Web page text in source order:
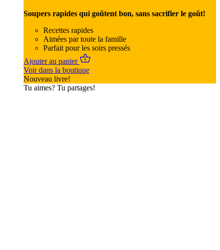
Soupers rapides qui goûtent bon, sans sacrifier le goût!
Recettes rapides
Aimées par toute la famille
Parfait pour les soirs pressés
Ajouter au panier
Voir dans la boutique
Nouveau livre!
Tu aimes? Tu partages!